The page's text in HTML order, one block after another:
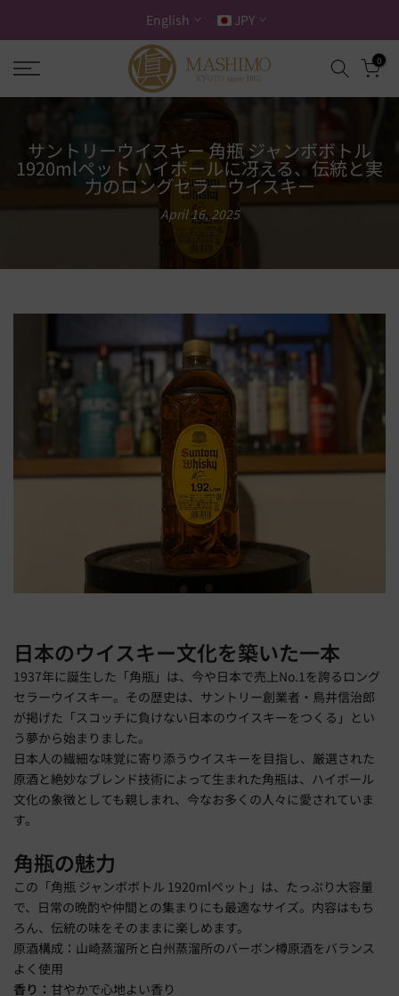
to
content
English JPY
0
サントリーウイスキー 角瓶 ジャンボボトル
1920mlペット ハイボールに冴える、伝統と実
力のロングセラーウイスキー
April 16, 2025
日本のウイスキー文化を築いた一本
1937年に誕生した「角瓶」は、今や日本で売上No.1を誇るロング
セラーウイスキー。その歴史は、サントリー創業者・鳥井信治郎
が掲げた「スコッチに負けない日本のウイスキーをつくる」とい
う夢から始まりました。
日本人の繊細な味覚に寄り添うウイスキーを目指し、厳選された
原酒と絶妙なブレンド技術によって生まれた角瓶は、ハイボール
文化の象徴としても親しまれ、今なお多くの人々に愛されていま
す。
角瓶の魅力
この「角瓶 ジャンボボトル 1920mlペット」は、たっぷり大容量
で、日常の晩酌や仲間との集まりにも最適なサイズ。内容はもち
ろん、伝統の味をそのままに楽しめます。
原酒構成：山崎蒸溜所と白州蒸溜所のバーボン樽原酒をバランス
よく使用
香り： 甘やかで心地よい香り